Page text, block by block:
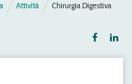
Attività Chirurgia Digestiva